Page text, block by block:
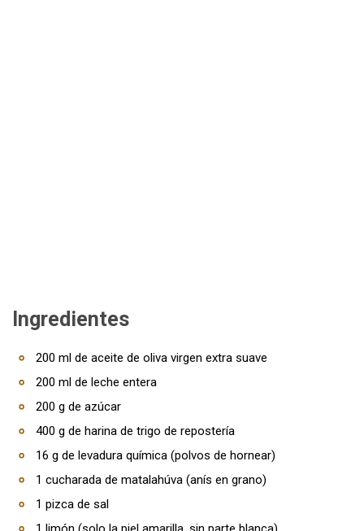
Ingredientes
200 ml de aceite de oliva virgen extra suave
200 ml de leche entera
200 g de azúcar
400 g de harina de trigo de repostería
16 g de levadura química (polvos de hornear)
1 cucharada de matalahúva (anís en grano)
1 pizca de sal